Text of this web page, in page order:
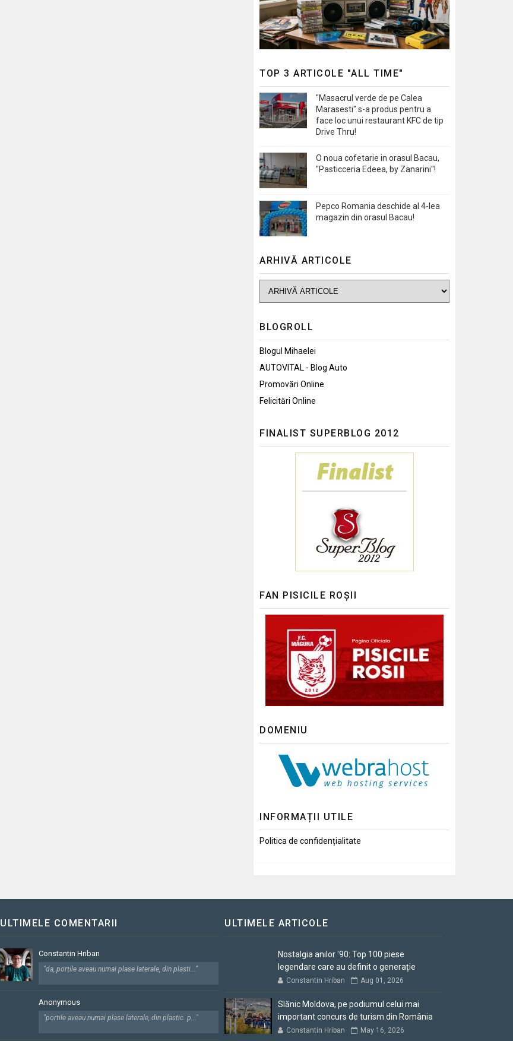
TOP 3 ARTICOLE "ALL TIME"
"Masacrul verde de pe Calea
Marasesti" s-a produs pentru a
face loc unui restaurant KFC de tip
Drive Thru!
O noua cofetarie in orasul Bacau,
"Pasticceria Edeea, by Zanarini"!
Pepco Romania deschide al 4-lea
magazin din orasul Bacau!
ARHIVĂ ARTICOLE
BLOGROLL
Blogul Mihaelei
AUTOVITAL - Blog Auto
Promovări Online
Felicitări Online
FINALIST SUPERBLOG 2012
FAN PISICILE ROȘII
DOMENIU
INFORMAȚII UTILE
Politica de confidențialitate
ULTIMELE COMENTARII
Constantin Hriban
"da, porțile aveau numai plase laterale, din plasti..."
Anonymous
"portile aveau numai plase laterale, din plastic. p..."
ULTIMELE ARTICOLE
Nostalgia anilor '90: Top 100 piese
legendare care au definit o generație
Constantin Hriban Aug 01, 2026
Slănic Moldova, pe podiumul celui mai
important concurs de turism din România
Constantin Hriban May 16, 2026